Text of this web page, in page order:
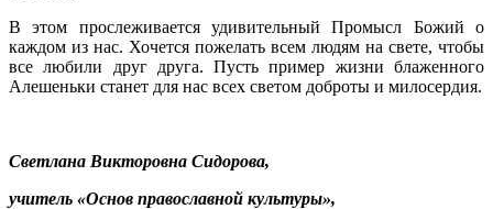
В этом прослеживается удивительный Промысл Божий о
каждом из нас. Хочется пожелать всем людям на свете, чтобы
все любили друг друга. Пусть пример жизни блаженного
Алешеньки станет для нас всех светом доброты и милосердия.
Светлана Викторовна Сидорова,
учитель «Основ православной культуры»,